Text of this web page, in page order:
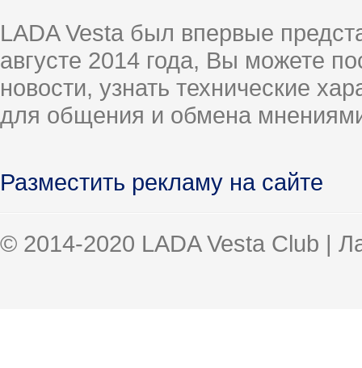
LADA Vesta был впервые
августе 2014 года, Вы можете
новости, узнать технические
для общения и обмена
Разместить рекламу на сайте
© 2014-2020 LADA Vesta Club |